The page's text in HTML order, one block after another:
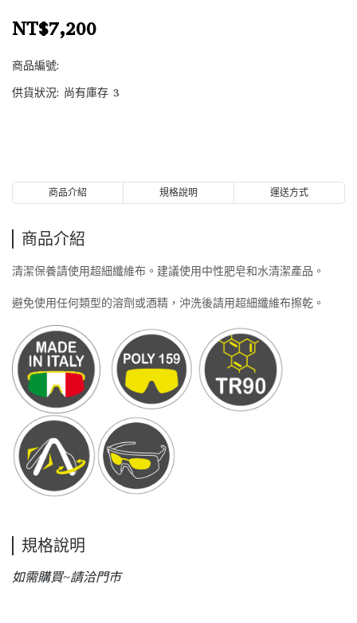
NT$7,200
商品編號:
供貨狀況: 尚有庫存 3
商品介紹 規格說明 運送方式
商品介紹
清潔保養請使用超細纖維布。建議使用中性肥皂和水清潔產品。
避免使用任何類型的溶劑或酒精，沖洗後請用超細纖維布擦乾。
規格說明
如需購買~請洽門市